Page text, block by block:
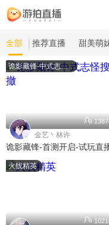
全部 推荐直播 甜美萌
诡影藏锋-中式志怪搜打撤
金艺丶林许
诡影藏锋-首测开启-试玩直
火线精英